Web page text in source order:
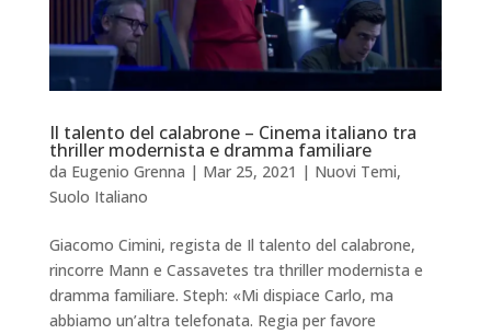
Il talento del calabrone – Cinema italiano tra
thriller modernista e dramma familiare
da Eugenio Grenna | Mar 25, 2021 | Nuovi Temi,
Suolo Italiano
Giacomo Cimini, regista de Il talento del calabrone,
rincorre Mann e Cassavetes tra thriller modernista e
dramma familiare. Steph: «Mi dispiace Carlo, ma
abbiamo un’altra telefonata. Regia per favore